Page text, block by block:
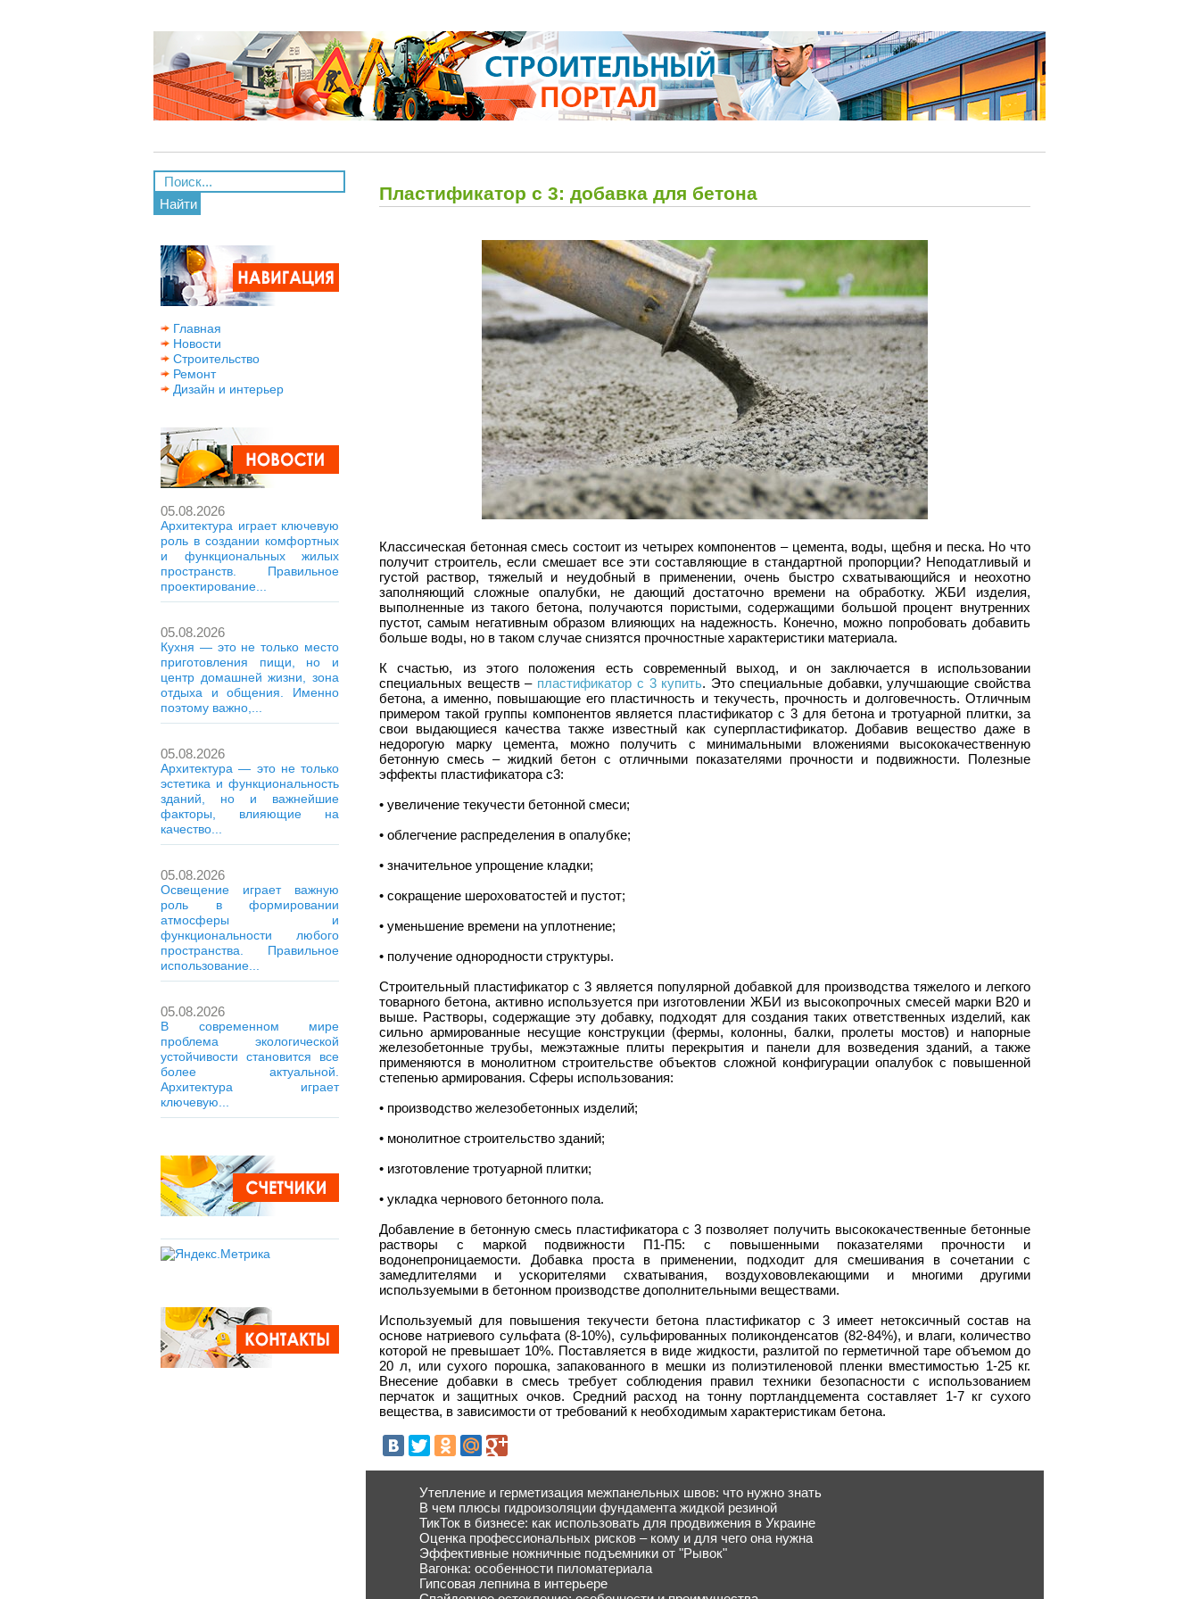
Найти
Главная
Новости
Строительство
Ремонт
Дизайн и интерьер
05.08.2026
Архитектура играет ключевую
роль в создании комфортных
и функциональных жилых
пространств. Правильное
проектирование...
05.08.2026
Кухня — это не только место
приготовления пищи, но и
центр домашней жизни, зона
отдыха и общения. Именно
поэтому важно,...
05.08.2026
Архитектура — это не только
эстетика и функциональность
зданий, но и важнейшие
факторы, влияющие на
качество...
05.08.2026
Освещение играет важную
роль в формировании
атмосферы и
функциональности любого
пространства. Правильное
использование...
05.08.2026
В современном мире
проблема экологической
устойчивости становится все
более актуальной.
Архитектура играет
ключевую...
Пластификатор с 3: добавка для бетона
Классическая бетонная смесь состоит из четырех компонентов – цемента, воды, щебня и песка. Но что
получит строитель, если смешает все эти составляющие в стандартной пропорции? Неподатливый и
густой раствор, тяжелый и неудобный в применении, очень быстро схватывающийся и неохотно
заполняющий сложные опалубки, не дающий достаточно времени на обработку. ЖБИ изделия,
выполненные из такого бетона, получаются пористыми, содержащими большой процент внутренних
пустот, самым негативным образом влияющих на надежность. Конечно, можно попробовать добавить
больше воды, но в таком случае снизятся прочностные характеристики материала.
К счастью, из этого положения есть современный выход, и он заключается в использовании
специальных веществ – пластификатор с 3 купить. Это специальные добавки, улучшающие свойства
бетона, а именно, повышающие его пластичность и текучесть, прочность и долговечность. Отличным
примером такой группы компонентов является пластификатор с 3 для бетона и тротуарной плитки, за
свои выдающиеся качества также известный как суперпластификатор. Добавив вещество даже в
недорогую марку цемента, можно получить с минимальными вложениями высококачественную
бетонную смесь – жидкий бетон с отличными показателями прочности и подвижности. Полезные
эффекты пластификатора с3:
• увеличение текучести бетонной смеси;
• облегчение распределения в опалубке;
• значительное упрощение кладки;
• сокращение шероховатостей и пустот;
• уменьшение времени на уплотнение;
• получение однородности структуры.
Строительный пластификатор с 3 является популярной добавкой для производства тяжелого и легкого
товарного бетона, активно используется при изготовлении ЖБИ из высокопрочных смесей марки B20 и
выше. Растворы, содержащие эту добавку, подходят для создания таких ответственных изделий, как
сильно армированные несущие конструкции (фермы, колонны, балки, пролеты мостов) и напорные
железобетонные трубы, межэтажные плиты перекрытия и панели для возведения зданий, а также
применяются в монолитном строительстве объектов сложной конфигурации опалубок с повышенной
степенью армирования. Сферы использования:
• производство железобетонных изделий;
• монолитное строительство зданий;
• изготовление тротуарной плитки;
• укладка чернового бетонного пола.
Добавление в бетонную смесь пластификатора с 3 позволяет получить высококачественные бетонные
растворы с маркой подвижности П1-П5: с повышенными показателями прочности и
водонепроницаемости. Добавка проста в применении, подходит для смешивания в сочетании с
замедлителями и ускорителями схватывания, воздухововлекающими и многими другими
используемыми в бетонном производстве дополнительными веществами.
Используемый для повышения текучести бетона пластификатор с 3 имеет нетоксичный состав на
основе натриевого сульфата (8-10%), сульфированных поликонденсатов (82-84%), и влаги, количество
которой не превышает 10%. Поставляется в виде жидкости, разлитой по герметичной таре объемом до
20 л, или сухого порошка, запакованного в мешки из полиэтиленовой пленки вместимостью 1-25 кг.
Внесение добавки в смесь требует соблюдения правил техники безопасности с использованием
перчаток и защитных очков. Средний расход на тонну портландцемента составляет 1-7 кг сухого
вещества, в зависимости от требований к необходимым характеристикам бетона.
Утепление и герметизация межпанельных швов: что нужно знать
В чем плюсы гидроизоляции фундамента жидкой резиной
ТикТок в бизнесе: как использовать для продвижения в Украине
Оценка профессиональных рисков – кому и для чего она нужна
Эффективные ножничные подъемники от "Рывок"
Вагонка: особенности пиломатериала
Гипсовая лепнина в интерьере